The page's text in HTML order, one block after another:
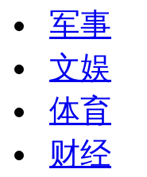
军事
文娱
体育
财经